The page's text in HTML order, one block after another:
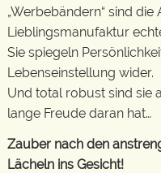
„Werbebändern“ sind
Lieblingsmanufaktur
Sie spiegeln
Lebenseinstellung wider.
Und total robust sind sie
lange Freude daran hat…
Zauber nach den
Lächeln ins Gesicht!